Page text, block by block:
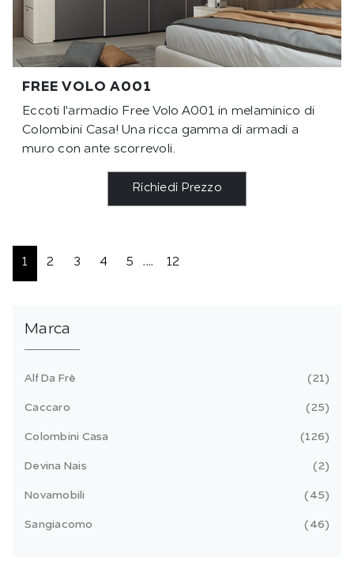
FREE VOLO A001
Eccoti l'armadio Free Volo A001 in melaminico di
Colombini Casa! Una ricca gamma di armadi a
muro con ante scorrevoli.
Richiedi Prezzo
1 2 3 4 5 .... 12
Marca
Alf Da Frè 21
Caccaro 25
Colombini Casa 126
Devina Nais 2
Novamobili 45
Sangiacomo 46